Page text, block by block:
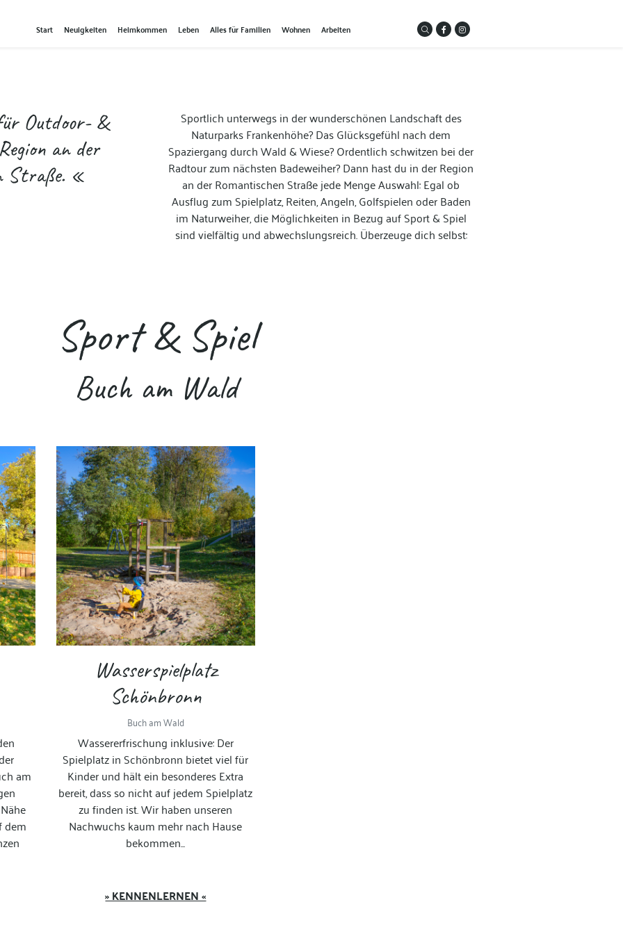
Start Neuigkeiten Heimkommen Leben Alles für Familien Wohnen Arbeiten
Outdoor- &
an der
Straße. «
Sportlich unterwegs in der wunderschönen Landschaft des
Naturparks Frankenhöhe? Das Glücksgefühl nach dem
Spaziergang durch Wald & Wiese? Ordentlich schwitzen bei der
Radtour zum nächsten Badeweiher? Dann hast du in der Region
an der Romantischen Straße jede Menge Auswahl: Egal ob
Ausflug zum Spielplatz, Reiten, Angeln, Golfspielen oder Baden
im Naturweiher, die Möglichkeiten in Bezug auf Sport & Spiel
sind vielfältig und abwechslungsreich. Überzeuge dich selbst:
Sport & Spiel
Buch am Wald
am
dem
Wasserspielplatz
Schönbronn
Buch am Wald
Wassererfrischung inklusive: Der
Spielplatz in Schönbronn bietet viel für
Kinder und hält ein besonderes Extra
bereit, dass so nicht auf jedem Spielplatz
zu finden ist. Wir haben unseren
Nachwuchs kaum mehr nach Hause
bekommen...
» KENNENLERNEN «